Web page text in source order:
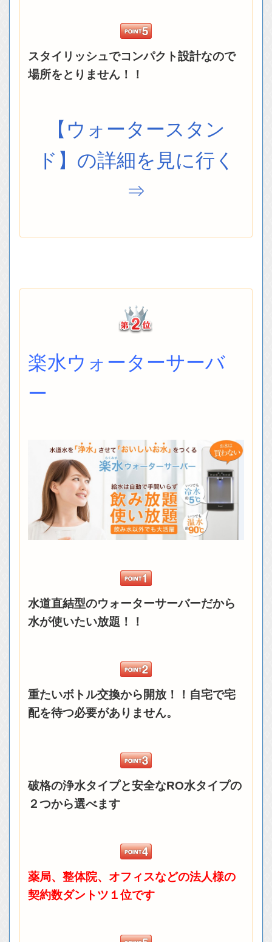
スタイリッシュでコンパクト設計なので
場所をとりません！！
【ウォータースタン
ド】の詳細を見に行く
⇒
楽水ウォーターサーバ
ー
水道直結型のウォーターサーバーだから
水が使いたい放題！！
重たいボトル交換から開放！！自宅で宅
配を待つ必要がありません。
破格の浄水タイプと安全なRO水タイプの
２つから選べます
薬局、整体院、オフィスなどの法人様の
契約数ダントツ１位です